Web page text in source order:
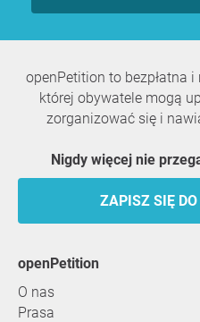
openPetition to bezpłatna
której obywatele mogą
zorganizować się i
Nigdy więcej nie
ZAPISZ SIĘ
openPetition
O nas
Prasa